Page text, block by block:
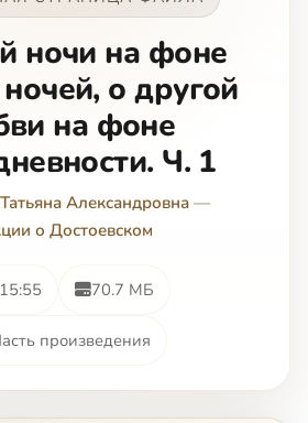
ночи на фоне
о другой
на фоне
Ч. 1
Александровна—
о Достоевском
70.7 МБ
произведения